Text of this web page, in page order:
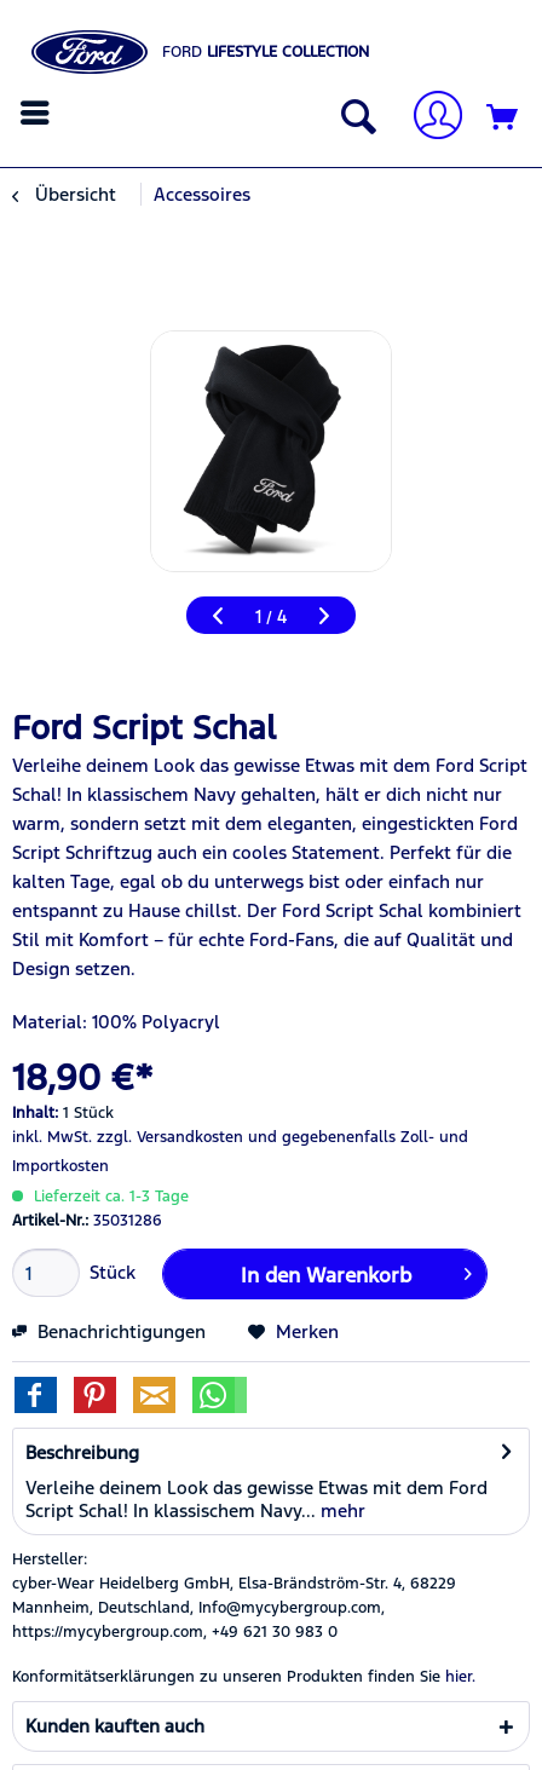
FORD LIFESTYLE COLLECTION
Übersicht Accessoires
1 / 4
Ford Script Schal
Verleihe deinem Look das gewisse Etwas mit dem Ford Script
Schal! In klassischem Navy gehalten, hält er dich nicht nur
warm, sondern setzt mit dem eleganten, eingestickten Ford
Script Schriftzug auch ein cooles Statement. Perfekt für die
kalten Tage, egal ob du unterwegs bist oder einfach nur
entspannt zu Hause chillst. Der Ford Script Schal kombiniert
Stil mit Komfort – für echte Ford-Fans, die auf Qualität und
Design setzen.
Material: 100% Polyacryl
18,90 €*
Inhalt: 1 Stück
inkl. MwSt. zzgl. Versandkosten und gegebenenfalls Zoll- und
Importkosten
Lieferzeit ca. 1-3 Tage
Artikel-Nr.: 35031286
Stück In den Warenkorb
Benachrichtigungen Merken
Beschreibung
Verleihe deinem Look das gewisse Etwas mit dem Ford
Script Schal! In klassischem Navy... mehr
Hersteller:
cyber-Wear Heidelberg GmbH, Elsa-Brändström-Str. 4, 68229
Mannheim, Deutschland, Info@mycybergroup.com,
https://mycybergroup.com, +49 621 30 983 0
Konformitätserklärungen zu unseren Produkten finden Sie hier.
Kunden kauften auch